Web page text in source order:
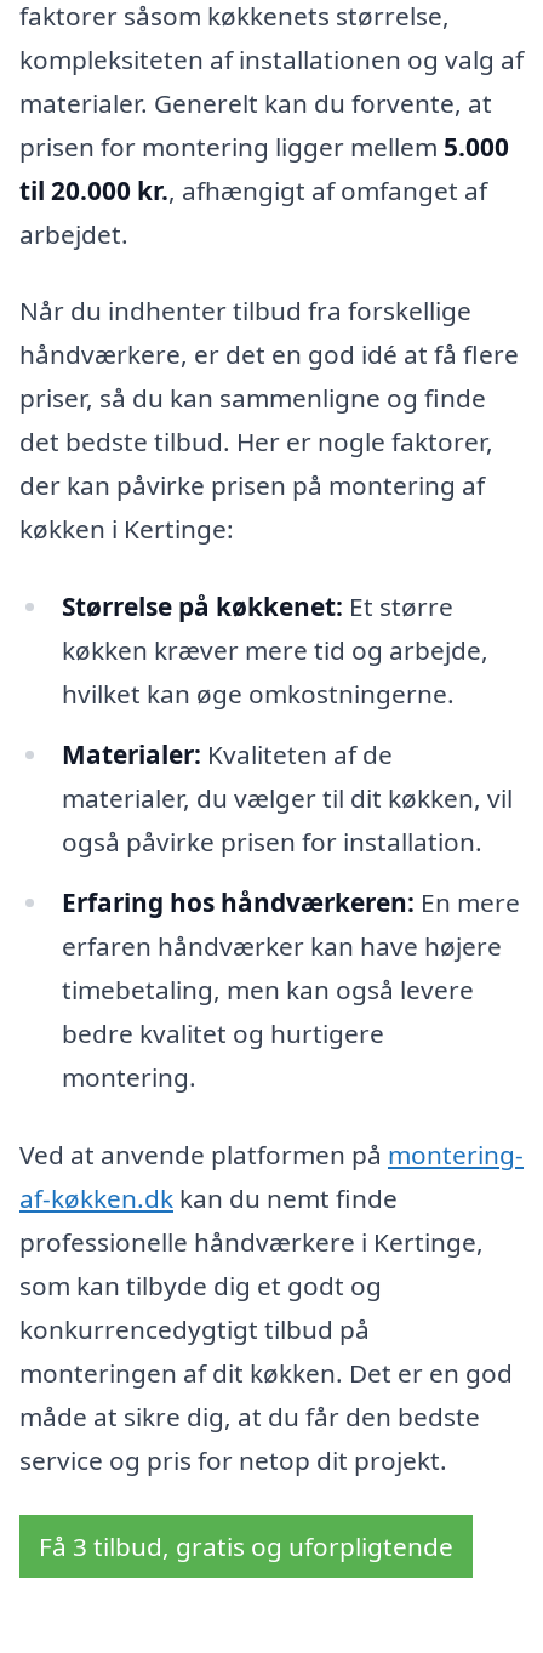
faktorer såsom køkkenets størrelse,
kompleksiteten af installationen og valg af
materialer. Generelt kan du forvente, at
prisen for montering ligger mellem 5.000
til 20.000 kr., afhængigt af omfanget af
arbejdet.
Når du indhenter tilbud fra forskellige
håndværkere, er det en god idé at få flere
priser, så du kan sammenligne og finde
det bedste tilbud. Her er nogle faktorer,
der kan påvirke prisen på montering af
køkken i Kertinge:
Størrelse på køkkenet: Et større
køkken kræver mere tid og arbejde,
hvilket kan øge omkostningerne.
Materialer: Kvaliteten af de
materialer, du vælger til dit køkken, vil
også påvirke prisen for installation.
Erfaring hos håndværkeren: En mere
erfaren håndværker kan have højere
timebetaling, men kan også levere
bedre kvalitet og hurtigere
montering.
Ved at anvende platformen på montering-
af-køkken.dk kan du nemt finde
professionelle håndværkere i Kertinge,
som kan tilbyde dig et godt og
konkurrencedygtigt tilbud på
monteringen af dit køkken. Det er en god
måde at sikre dig, at du får den bedste
service og pris for netop dit projekt.
Få 3 tilbud, gratis og uforpligtende